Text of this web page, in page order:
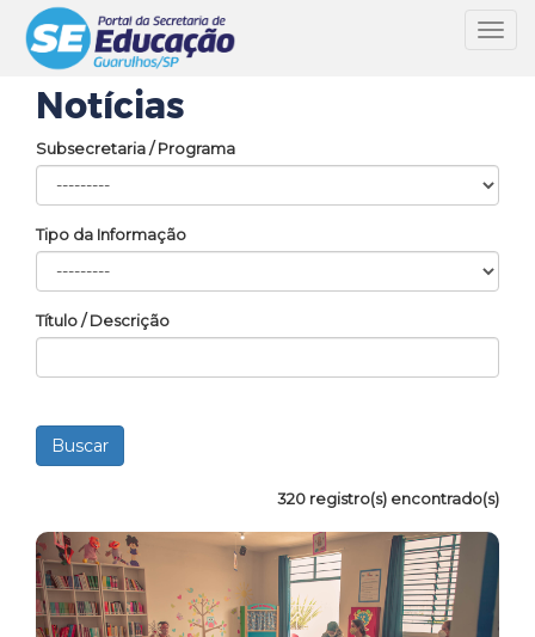
Notícias
Subsecretaria / Programa
Tipo da Informação
Título / Descrição
320 registro(s) encontrado(s)